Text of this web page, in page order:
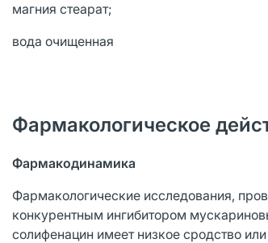
магния стеарат;
вода очищенная
Фармакологическое
Фармакодинамика
Фармакологические исследования,
конкурентным ингибитором
солифенацин имеет низкое сродство